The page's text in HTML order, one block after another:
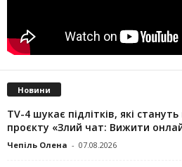
Новини
TV-4 шукає підлітків, які
проєкту «Злий чат: Вижити
Чепіль Олена - 07.08.2026